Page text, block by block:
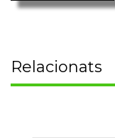
Relacionats